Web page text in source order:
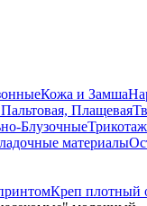
Кожа и Замша
Плащевая
БлузочныеТрикотаж
материалы
Креп плотный